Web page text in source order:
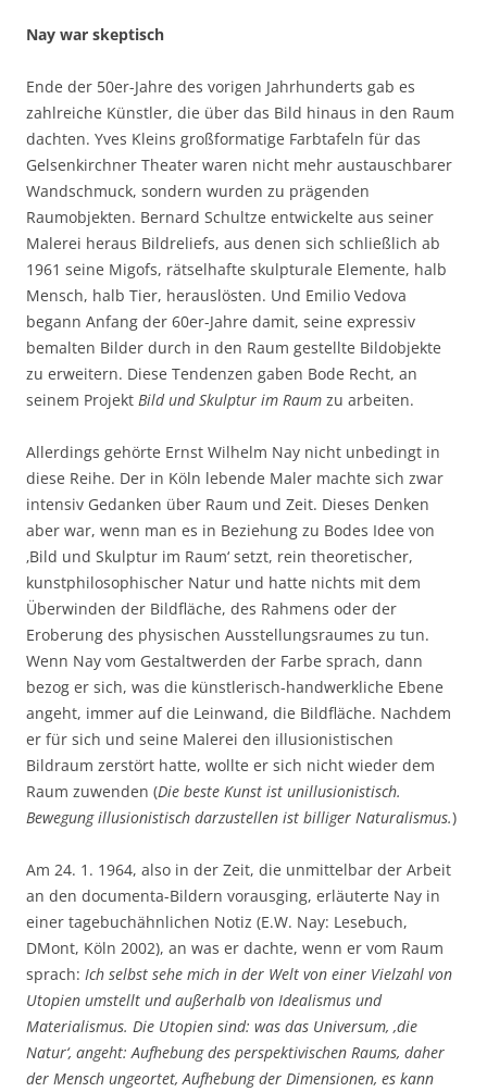
Nay war skeptisch
Ende der 50er-Jahre des vorigen Jahrhunderts gab es
zahlreiche Künstler, die über das Bild hinaus in den Raum
dachten. Yves Kleins großformatige Farbtafeln für das
Gelsenkirchner Theater waren nicht mehr austauschbarer
Wandschmuck, sondern wurden zu prägenden
Raumobjekten. Bernard Schultze entwickelte aus seiner
Malerei heraus Bildreliefs, aus denen sich schließlich ab
1961 seine Migofs, rätselhafte skulpturale Elemente, halb
Mensch, halb Tier, herauslösten. Und Emilio Vedova
begann Anfang der 60er-Jahre damit, seine expressiv
bemalten Bilder durch in den Raum gestellte Bildobjekte
zu erweitern. Diese Tendenzen gaben Bode Recht, an
seinem Projekt Bild und Skulptur im Raum zu arbeiten.
Allerdings gehörte Ernst Wilhelm Nay nicht unbedingt in
diese Reihe. Der in Köln lebende Maler machte sich zwar
intensiv Gedanken über Raum und Zeit. Dieses Denken
aber war, wenn man es in Beziehung zu Bodes Idee von
‚Bild und Skulptur im Raum‘ setzt, rein theoretischer,
kunstphilosophischer Natur und hatte nichts mit dem
Überwinden der Bildfläche, des Rahmens oder der
Eroberung des physischen Ausstellungsraumes zu tun.
Wenn Nay vom Gestaltwerden der Farbe sprach, dann
bezog er sich, was die künstlerisch-handwerkliche Ebene
angeht, immer auf die Leinwand, die Bildfläche. Nachdem
er für sich und seine Malerei den illusionistischen
Bildraum zerstört hatte, wollte er sich nicht wieder dem
Raum zuwenden (Die beste Kunst ist unillusionistisch.
Bewegung illusionistisch darzustellen ist billiger Naturalismus.)
Am 24. 1. 1964, also in der Zeit, die unmittelbar der Arbeit
an den documenta-Bildern vorausging, erläuterte Nay in
einer tagebuchähnlichen Notiz (E.W. Nay: Lesebuch,
DMont, Köln 2002), an was er dachte, wenn er vom Raum
sprach: Ich selbst sehe mich in der Welt von einer Vielzahl von
Utopien umstellt und außerhalb von Idealismus und
Materialismus. Die Utopien sind: was das Universum, ‚die
Natur‘, angeht: Aufhebung des perspektivischen Raums, daher
der Mensch ungeortet, Aufhebung der Dimensionen, es kann